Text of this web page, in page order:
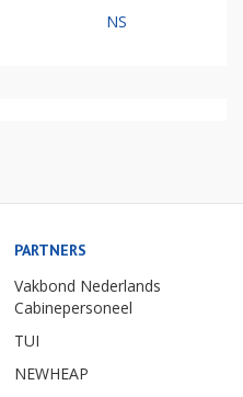
NS
PARTNERS
Vakbond Nederlands
Cabinepersoneel
TUI
NEWHEAP